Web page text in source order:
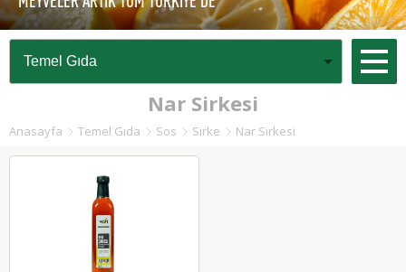
Nar Sirkesi
Anasayfa Temel Gıda Sos Sirke Nar Sirkesi